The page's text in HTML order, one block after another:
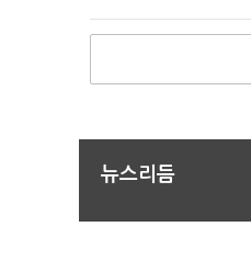
뉴스리듬